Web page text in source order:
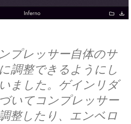
プレッサー自体のサ
調整できるようにし
ました。ゲインリダ
いてコンプレッサー
整したり、エンベロ